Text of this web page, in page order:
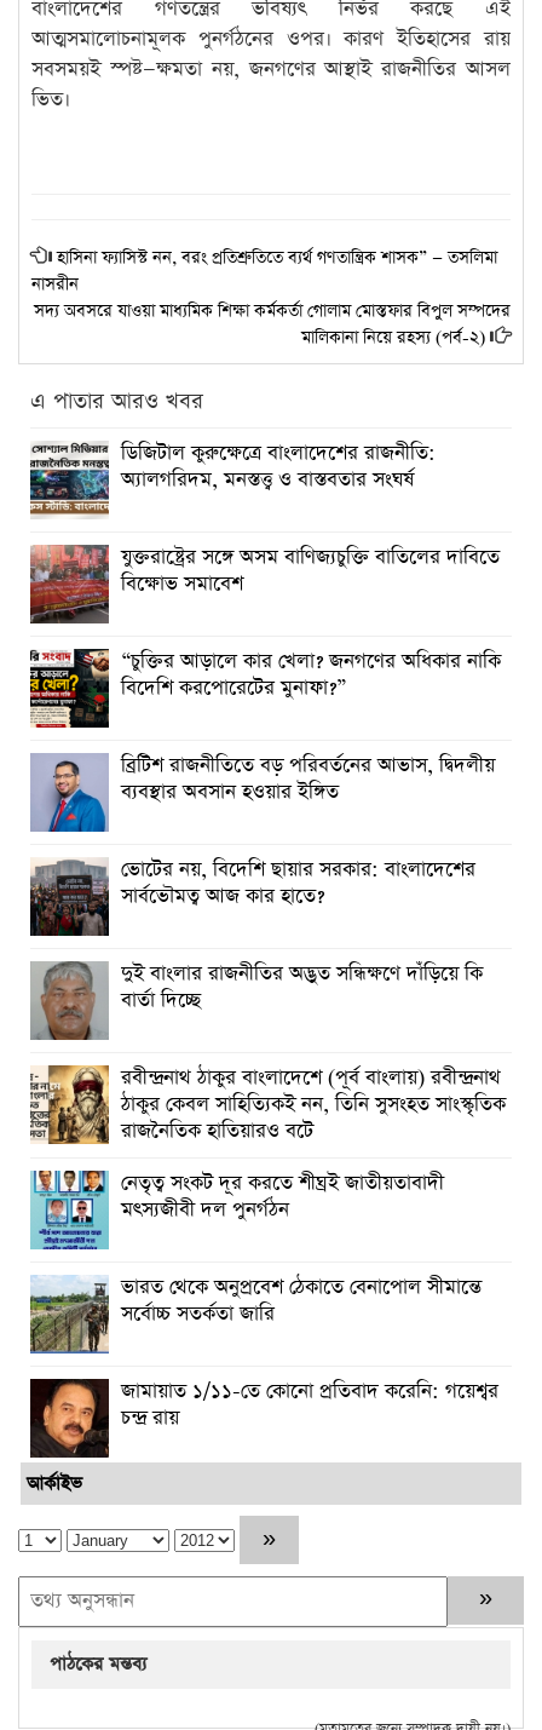
বাংলাদেশের গণতন্ত্রের ভবিষ্যৎ নির্ভর করছে এই
আত্মসমালোচনামূলক পুনর্গঠনের ওপর। কারণ ইতিহাসের রায়
সবসময়ই স্পষ্ট—ক্ষমতা নয়, জনগণের আস্থাই রাজনীতির আসল
ভিত।
হাসিনা ফ্যাসিস্ট নন, বরং প্রতিশ্রুতিতে ব্যর্থ গণতান্ত্রিক শাসক” — তসলিমা
নাসরীন
সদ্য অবসরে যাওয়া মাধ্যমিক শিক্ষা কর্মকর্তা গোলাম মোস্তফার বিপুল সম্পদের
মালিকানা নিয়ে রহস্য (পর্ব-২)
এ পাতার আরও খবর
ডিজিটাল কুরুক্ষেত্রে বাংলাদেশের রাজনীতি:
অ্যালগরিদম, মনস্তত্ত্ব ও বাস্তবতার সংঘর্ষ
যুক্তরাষ্ট্রের সঙ্গে অসম বাণিজ্যচুক্তি বাতিলের দাবিতে
বিক্ষোভ সমাবেশ
“চুক্তির আড়ালে কার খেলা? জনগণের অধিকার নাকি
বিদেশি করপোরেটের মুনাফা?”
ব্রিটিশ রাজনীতিতে বড় পরিবর্তনের আভাস, দ্বিদলীয়
ব্যবস্থার অবসান হওয়ার ইঙ্গিত
ভোটের নয়, বিদেশি ছায়ার সরকার: বাংলাদেশের
সার্বভৌমত্ব আজ কার হাতে?
দুই বাংলার রাজনীতির অদ্ভুত সন্ধিক্ষণে দাঁড়িয়ে কি
বার্তা দিচ্ছে
রবীন্দ্রনাথ ঠাকুর বাংলাদেশে (পূর্ব বাংলায়) রবীন্দ্রনাথ
ঠাকুর কেবল সাহিত্যিক‌ই নন, তিনি সুসংহত সাংস্কৃতিক
রাজনৈতিক হাতিয়ার‌ও বটে
নেতৃত্ব সংকট দূর করতে শীঘ্রই জাতীয়তাবাদী
মৎস্যজীবী দল পুনর্গঠন
ভারত থেকে অনুপ্রবেশ ঠেকাতে বেনাপোল সীমান্তে
সর্বোচ্চ সতর্কতা জারি
জামায়াত ১/১১-তে কোনো প্রতিবাদ করেনি: গয়েশ্বর
চন্দ্র রায়
আর্কাইভ
পাঠকের মন্তব্য